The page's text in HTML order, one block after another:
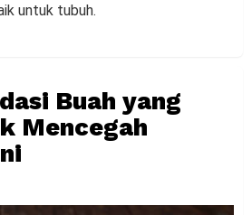
untuk tubuh.
Buah yang
Mencegah